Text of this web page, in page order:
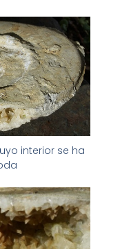
interior se ha